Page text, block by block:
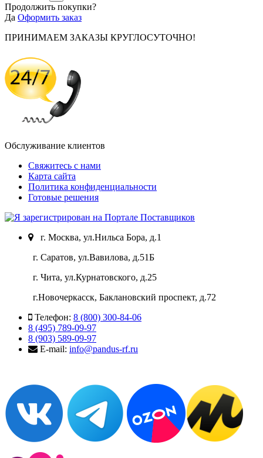
Продолжить покупки?
Да Оформить заказ
ПРИНИМАЕМ ЗАКАЗЫ КРУГЛОСУТОЧНО!
Обслуживание клиентов
Свяжитесь с нами
Карта сайта
Политика конфиденциальности
Готовые решения
г. Москва, ул.Нильса Бора, д.1
г. Саратов, ул.Вавилова, д.51Б
г. Чита, ул.Курнатовского, д.25
г.Новочеркасск, Баклановский проспект, д.72
Телефон: 8 (800) 300-84-06
8 (495) 789-09-97
8 (903) 589-09-97
E-mail: info@pandus-rf.ru